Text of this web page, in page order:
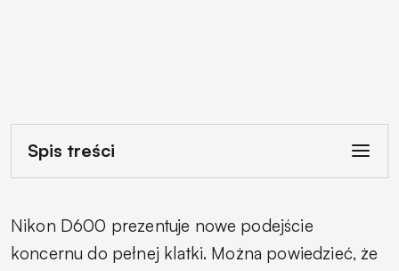
Spis treści
Nikon D600 prezentuje nowe podejście
koncernu do pełnej klatki. Można powiedzieć, że